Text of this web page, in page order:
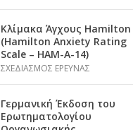
Κλίμακα Άγχους Hamilton
(Hamilton Anxiety Rating
Scale – HAM-A-14)
ΣΧΕΔΙΑΣΜΟΣ ΕΡΕΥΝΑΣ
Γερμανική Έκδοση του
Ερωτηματολογίου